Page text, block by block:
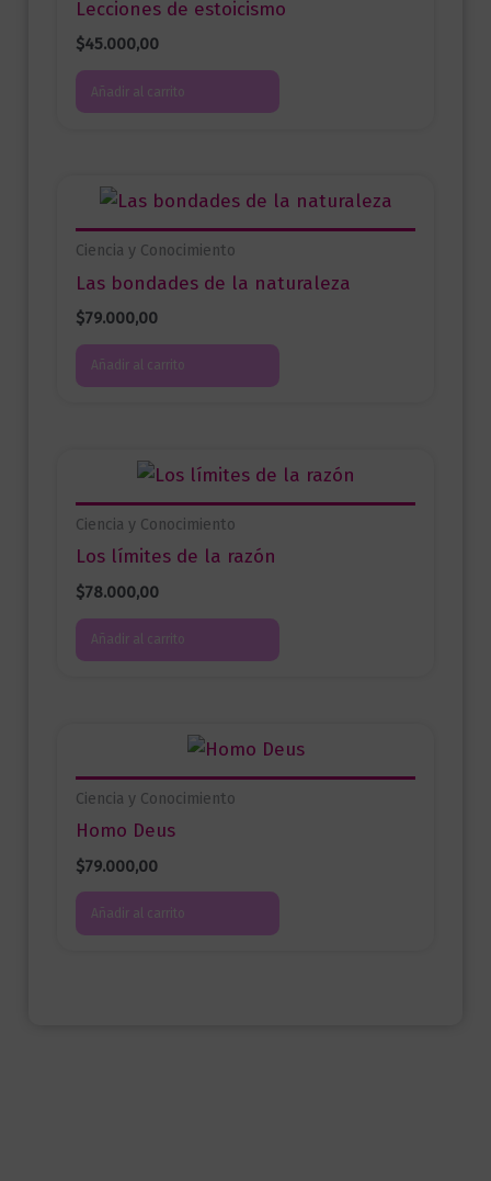
Lecciones de estoicismo
$45.000,00
Añadir al carrito
Ciencia y Conocimiento
Las bondades de la naturaleza
$79.000,00
Añadir al carrito
Ciencia y Conocimiento
Los límites de la razón
$78.000,00
Añadir al carrito
Ciencia y Conocimiento
Homo Deus
$79.000,00
Añadir al carrito